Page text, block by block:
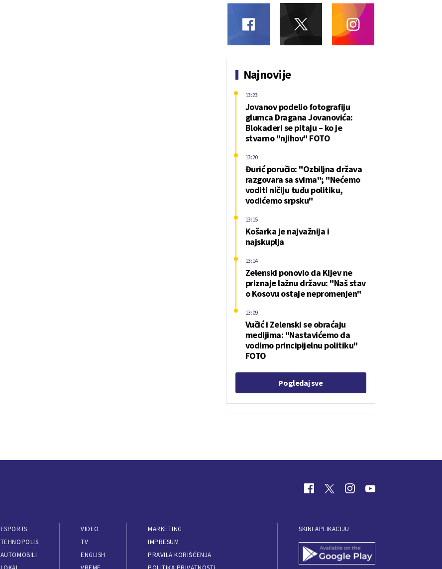
Najnovije
Jovanov podelio fotografiju
glumca Dragana Jovanovića:
Blokaderi se pitaju – ko je
stvarno "njihov" FOTO
13:23
Đurić poručio: "Ozbiljna država
razgovara sa svima"; "Nećemo
voditi ničiju tuđu politiku,
vodićemo srpsku"
13:20
Košarka je najvažnija i
najskuplja
13:15
Zelenski ponovio da Kijev ne
priznaje lažnu državu: "Naš stav
o Kosovu ostaje nepromenjen"
13:14
Vučić i Zelenski se obraćaju
medijima: "Nastavićemo da
vodimo principijelnu politiku"
FOTO
13:09
Pogledaj sve
ESPORTS
TEHNOPOLIS
AUTOMOBILI
VIDEO
TV
ENGLISH
MARKETING
IMPRESUM
PRAVILA KORIŠĆENJA
SKINI APLIKACIJU